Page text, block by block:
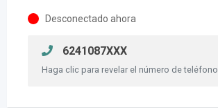
Desconectado ahora
6241087XXX
Haga clic para revelar el número de teléfono